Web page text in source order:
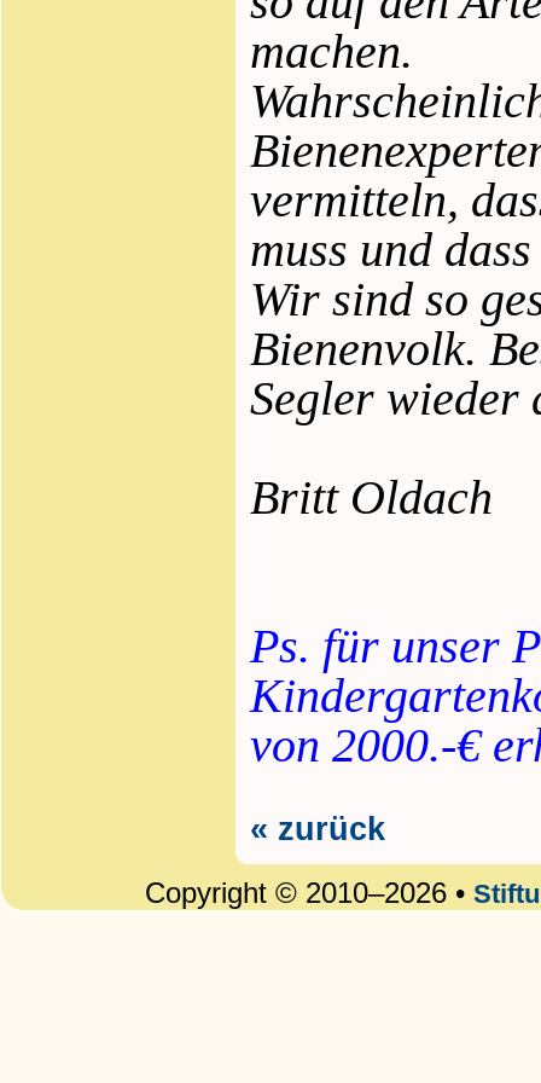
machen.
vermitteln,
muss und
Wir sind so
Bienenvolk.
Segler wieder
Britt Oldach
Ps. für unser
von 2000.-€
« zurück
Copyright © 2010–2026 •